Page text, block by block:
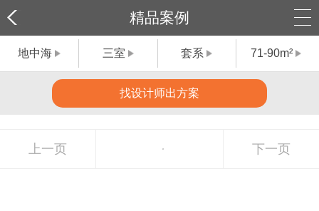
精品案例
地中海 三室 套系 71-90m²
找设计师出方案
上一页 下一页